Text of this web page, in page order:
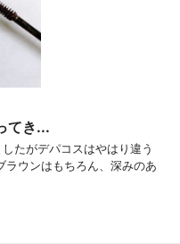
てき...
たがデパコスはやはり違う
ラウンはもちろん、深みのあ